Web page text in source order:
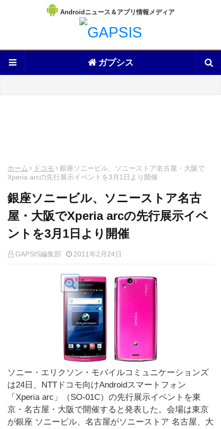
Androidニュース＆アプリ情報メディア
ガプシス
ホーム ドコモ
銀座ソニービル、ソニーストア名古屋・大阪で
Xperia arcの先行展示イベントを3月1日より開催
銀座ソニービル、ソニーストア名古
屋・大阪でXperia arcの先行展示イベ
ントを3月1日より開催
GAPSIS編集部 2011年2月24日
ソニー・エリクソン・モバイルコミュニケーションズ
は24日、NTTドコモ向けAndroidスマートフォン
「Xperia arc」（SO-01C）の先行展示イベントを東
京・名古屋・大阪で開催すると発表した。会場は東京
が銀座 ソニービル、名古屋がソニーストア 名古屋、大